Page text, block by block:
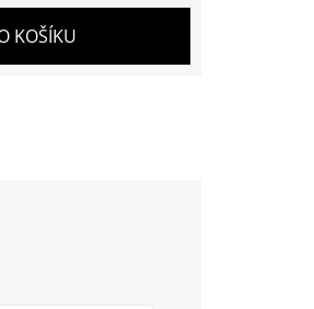
KOŠÍKU